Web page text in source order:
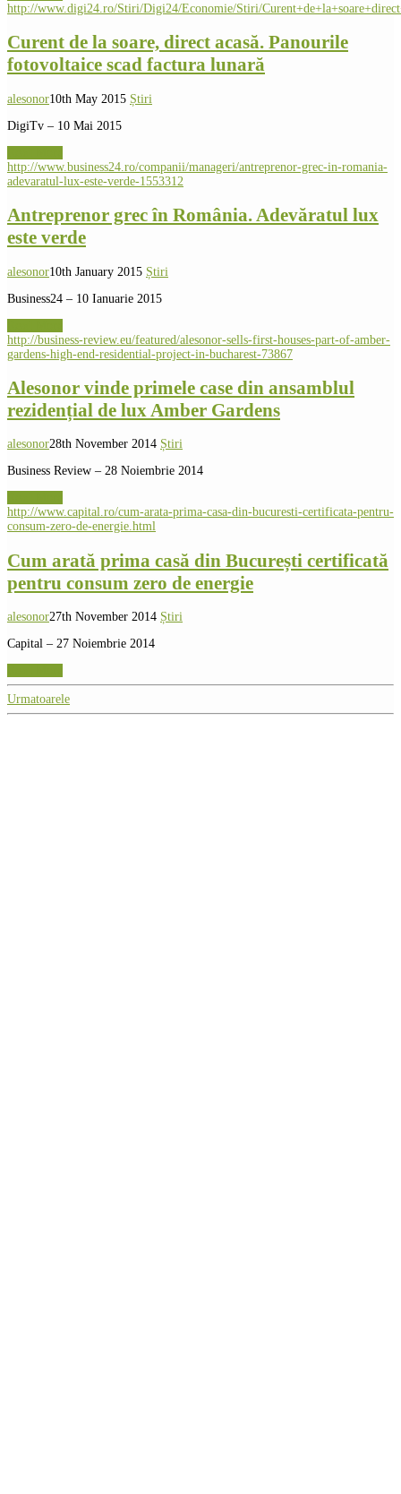
http://www.digi24.ro/Stiri/Digi24/Economie/Stiri/
Curent de la soare, direct acasă. Panourile
fotovoltaice scad factura lunară
alesonor10th May 2015 Știri
DigiTv – 10 Mai 2015
http://www.business24.ro/companii/manageri/antreprenor-grec-in-romania-
adevaratul-lux-este-verde-1553312
Antreprenor grec în România. Adevăratul lux
este verde
alesonor10th January 2015 Știri
Business24 – 10 Ianuarie 2015
http://business-review.eu/featured/alesonor-sells-first-houses-part-of-amber-
gardens-high-end-residential-project-in-bucharest-73867
Alesonor vinde primele case din ansamblul
rezidențial de lux Amber Gardens
alesonor28th November 2014 Știri
Business Review – 28 Noiembrie 2014
http://www.capital.ro/cum-arata-prima-casa-din-bucuresti-certificata-pentru-
consum-zero-de-energie.html
Cum arată prima casă din București certificată
pentru consum zero de energie
alesonor27th November 2014 Știri
Capital – 27 Noiembrie 2014
Urmatoarele